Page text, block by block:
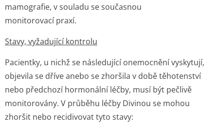
mamografie, v souladu se současnou
monitorovací praxí.
Stavy, vyžadující kontrolu
Pacientky, u nichž se následující onemocnění vyskytují,
objevila se dříve anebo se zhoršila v době těhotenství
nebo předchozí hormonální léčby, musí být pečlivě
monitorovány. V průběhu léčby Divinou se mohou
zhoršit nebo recidivovat tyto stavy: